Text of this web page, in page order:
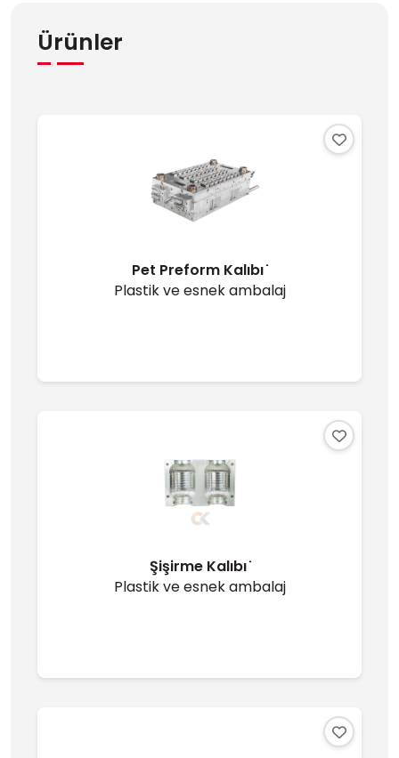
Ürünler
Pet Preform Kalıbı ̇
Plastik ve esnek ambalaj
Şişirme Kalıbı ̇
Plastik ve esnek ambalaj